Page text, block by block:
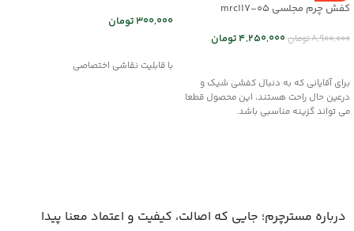
کفش چرم مجلسی mrc117-05
8,900,000تومان4,250,000تومان
برای آقایانی که به دنبال کفشی شیک و
درعین حال راحت هستند، این محصول قطعا
می تواند گزینه مناسبی باشد.
300,000تومان
با قابلیت نقاشی اختصاصی
درباره مسترچرم؛ جایی که اصالت، کیفیت و اعتماد معنا پیدا